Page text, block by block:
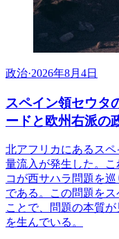
政治·2026年8月4日
スペイン領セウタ
ードと欧州右派の
北アフリカにあるス
量流入が発生した。
コが西サハラ問題を
である。この問題を
ことで、問題の本質
を生んでいる。